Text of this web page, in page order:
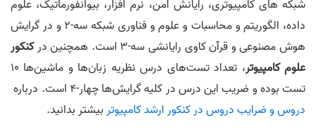
شبکه های کامپیوتری، رایانش امن، نرم افزار، بیوانفورماتیک، علوم
داده، الگوریتم و محاسبات و علوم و فناوری شبکه سه-2 و در گرایش
هوش مصنوعی و قرآن کاوی رایانشی سه-3 است. همچنین در
کنکور
علوم کامپیوتر
، تعداد تست‌های درس نظریه زبان‌ها و ماشین‌ها 10
تست بوده و ضریب این درس در کلیه گرایش‌ها چهار-4 است. درباره
دروس و ضرایب دروس در کنکور ارشد کامپیوتربیشتر بدانید.